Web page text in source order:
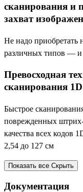
сканирования и
захват
Не надо приобретать
различных типов — и
Превосходная
сканирования 1D
Быстрое
поврежденных
качества всех кодов
2,54 до 127 см
Показать все Скрыть
Документация